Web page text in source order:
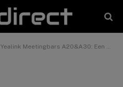
Yealink Meetingbars A20&A30: Een nieuwe visie op samenwerking in ruimtes